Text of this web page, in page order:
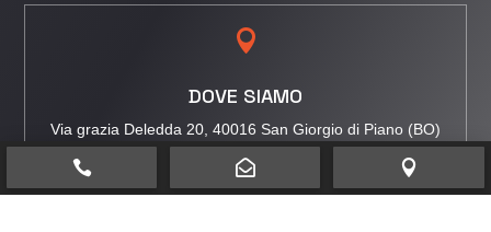

DOVE SIAMO
Via grazia Deledda 20, 40016 San Giorgio di Piano (BO)
  